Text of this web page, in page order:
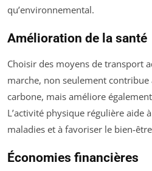
qu’environnemental.
Amélioration de la santé
Choisir des moyens de transport
marche, non seulement
carbone, mais améliore
L’activité physique régulière aide
maladies et à favoriser le bien-
Économies financières